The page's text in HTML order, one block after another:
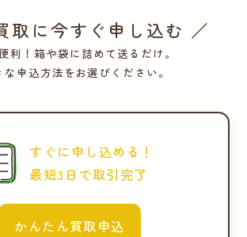
取に今すぐ申し込む ／
利！箱や袋に詰めて送るだけ。
な申込方法をお選びください。
すぐに申し込める！
最短3日で取引完了
かんたん買取申込